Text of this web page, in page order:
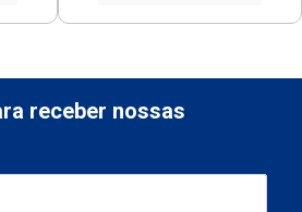
receber nossas